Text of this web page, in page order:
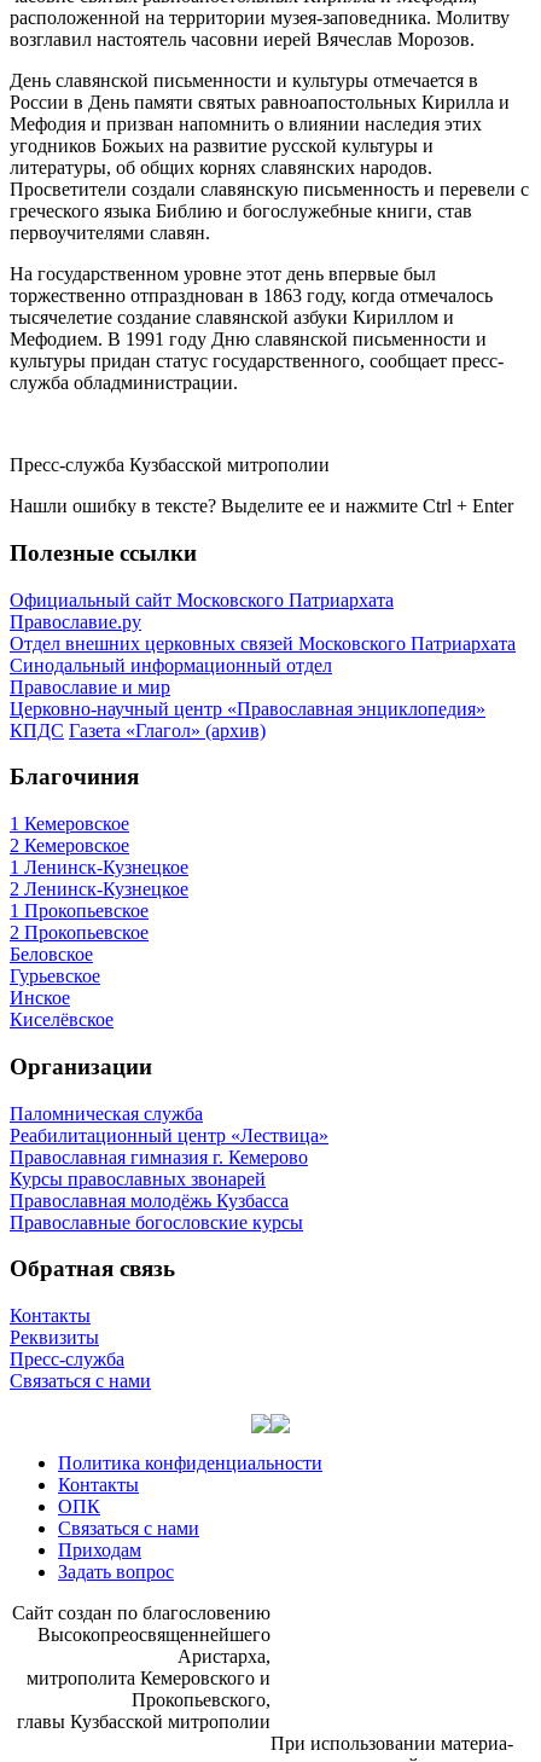
расположенной на территории музея-заповедника. Молитву
возглавил настоятель часовни иерей Вячеслав Морозов.
День славянской письменности и культуры отмечается в
России в День памяти святых равноапостольных Кирилла и
Мефодия и призван напомнить о влиянии наследия этих
угодников Божьих на развитие русской культуры и
литературы, об общих корнях славянских народов.
Просветители создали славянскую письменность и перевели с
греческого языка Библию и богослужебные книги, став
первоучителями славян.
На государственном уровне этот день впервые был
торжественно отпразднован в 1863 году, когда отмечалось
тысячелетие создание славянской азбуки Кириллом и
Мефодием. В 1991 году Дню славянской письменности и
культуры придан статус государственного, сообщает пресс-
служба обладминистрации.
Пресс-служба Кузбасской митрополии
Нашли ошибку в тексте? Выделите ее и нажмите Ctrl + Enter
Полезные ссылки
Официальный сайт Московского Патриархата
Православие.ру
Отдел внешних церковных связей Московского Патриархата
Синодальный информационный отдел
Православие и мир
Церковно-научный центр «Православная энциклопедия»
КПДС Газета «Глагол» (архив)
Благочиния
1 Кемеровское
2 Кемеровское
1 Ленинск-Кузнецкое
2 Ленинск-Кузнецкое
1 Прокопьевское
2 Прокопьевское
Беловское
Гурьевское
Инское
Киселёвское
Организации
Паломническая служба
Реабилитационный центр «Лествица»
Православная гимназия г. Кемерово
Курсы православных звонарей
Православная молодёжь Кузбасса
Православные богословские курсы
Обратная связь
Контакты
Реквизиты
Пресс-служба
Связаться с нами
Политика конфиденциальности
Контакты
ОПК
Связаться с нами
Приходам
Задать вопрос
Сайт со­здан по бла­го­сло­ве­нию
Вы­со­ко­прео­свя­щен­ней­ше­го
Ари­стар­ха,
мит­ро­по­ли­та Ке­ме­ров­ско­го и
Про­ко­пьев­ско­го,
гла­вы Куз­бас­ской мит­ро­по­лии
При ис­поль­зо­ва­нии ма­те­ри­а­